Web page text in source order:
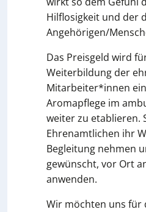
Hilflosigkeit und der
Angehörigen/
Das Preisgeld wird
Weiterbildung der
Mitarbeiter*innen
Aromapflege im
weiter zu etablieren.
Ehrenamtlichen ihr
Begleitung nehmen
gewünscht, vor Ort
anwenden.
Wir möchten uns für